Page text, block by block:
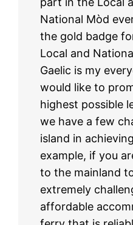
National Mòd
the gold badge
Local and
Gaelic is my
would like to
highest possible
we have a few
island in
example, if you
to the mainland
extremely
affordable